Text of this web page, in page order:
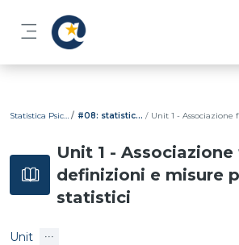
Pannello laterale
Statistica Psicometrica #08: statistica bivariata
Unit 1 -
definizioni e misure
statistici
Unit